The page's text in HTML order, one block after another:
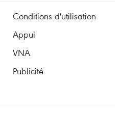
Conditions d'utilisation
Appui
VNA
Publicité